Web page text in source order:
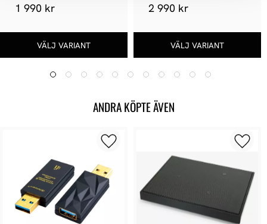
1 990 kr 2 990 kr
ANDRA KÖPTE ÄVEN